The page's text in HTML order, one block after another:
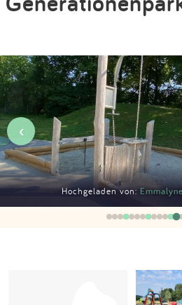
App
Blog
Hochgeladen von:
‹